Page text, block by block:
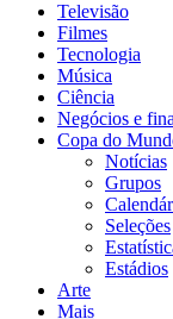
Televisão
Filmes
Tecnologia
Música
Ciência
Negócios e
Copa do
Notícias
Grupos
Seleções
Estádios
Arte
Mais